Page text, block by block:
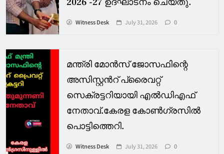
Witness Desk July 31, 2026 0
മന്ത്രി മോൻസ് ജോസഫിന്റെ
അസിസ്റ്റൻറ് പ്രൈവറ്റ്
സെക്രട്ടറിയായി എൽഡിഎഫ്
നേതാവ്.കേരള കോൺഗ്രസിൽ
പൊട്ടിത്തെറി.
Witness Desk July 31, 2026 0